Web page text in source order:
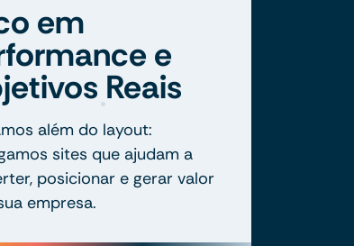
em
e
Reais
além do layout:
sites que ajudam a
posicionar e gerar valor
empresa.